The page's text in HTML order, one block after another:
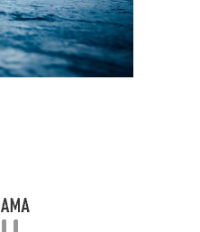
Поток на земле